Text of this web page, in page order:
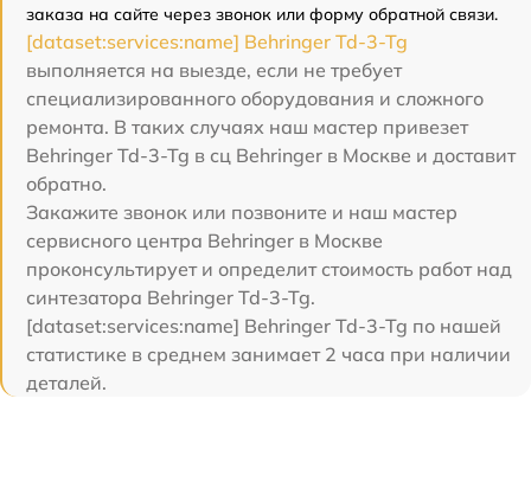
заказа на сайте через звонок или форму обратной связи.
[dataset:services:name] Behringer Td-3-Tg
выполняется на выезде, если не требует
специализированного оборудования и сложного
ремонта. В таких случаях наш мастер привезет
Behringer Td-3-Tg в сц Behringer в Москве и доставит
обратно.
Закажите звонок или позвоните и наш мастер
сервисного центра Behringer в Москве
проконсультирует и определит стоимость работ над
синтезатора Behringer Td-3-Tg.
[dataset:services:name] Behringer Td-3-Tg по нашей
статистике в среднем занимает 2 часа при наличии
деталей.